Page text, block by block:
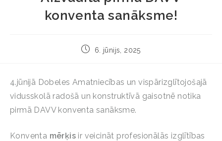
konventa sanāksme!
6. jūnijs, 2025
4.jūnijā Dobeles Amatniecības un vispārizglītojošajā
vidusskolā radošā un konstruktīvā gaisotnē notika
pirmā DAVV konventa sanāksme.
Konventa mērķis ir veicināt profesionālās izglītības